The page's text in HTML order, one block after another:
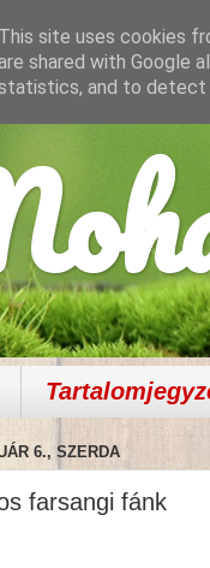
6., SZERDA
farsangi fánk
This site uses cookies
shared with Google
and to detect